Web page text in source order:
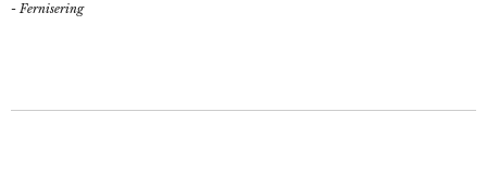
- Fernisering